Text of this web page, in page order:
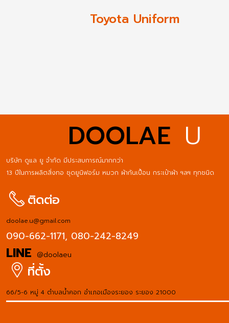
Toyota Uniform
DOOLAE U
บริษัท ดูแล ยู จำกัด มีประสบการณ์มากกว่า
13 ปีในการผลิตสิ่งทอ ชุดยูนิฟอร์ม หมวก ผ้ากันเปื้อน กระเป๋าผ้า ฯลฯ ทุกชนิด
ติดต่อ
doolae.u@gmail.com
090-662-1171, 080-242-8249
LINE @doolaeu
ที่ตั้ง
66/5-6 หมู่ 4 ตำบลน้ำคอก อำเภอเมืองระยอง ระยอง 21000